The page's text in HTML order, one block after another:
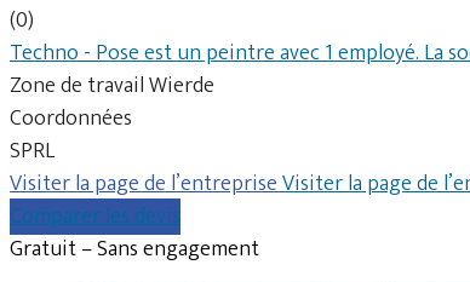
(0)
Techno - Pose est un peintre avec 1 employé. La
Zone de travail Wierde
Coordonnées
SPRL
Visiter la page de l’entrepriseVisiter la page de
Comparer les devis
Gratuit – Sans engagement